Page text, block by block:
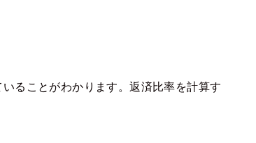
ることがわかります。返済比率を計算す